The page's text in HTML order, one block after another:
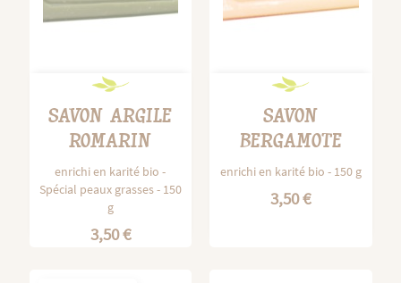
SAVON ARGILE
ROMARIN
enrichi en karité bio -
Spécial peaux grasses - 150
g
3,50 €
SAVON
BERGAMOTE
enrichi en karité bio - 150 g
3,50 €